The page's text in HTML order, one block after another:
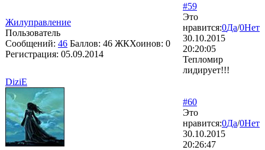
Жилуправление
Пользователь
Сообщений: 46 Баллов: 46 ЖКХоинов: 0
Регистрация: 05.09.2014
#59
Это
нравится:0Да/0Нет
30.10.2015
20:20:05
Тепломир
лидирует!!!
DiziE
#60
Это
нравится:0Да/0Нет
30.10.2015
20:26:47